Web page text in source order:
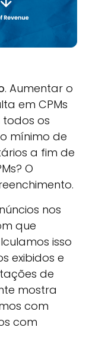
. Aumentar o
em CPMs
todos os
mínimo de
a fim de
O
nos
que
isso
exibidos e
de
mostra
com
com